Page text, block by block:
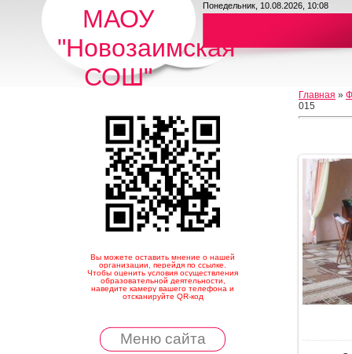
МАОУ
"Новозаимская
СОШ"
Понедельник, 10.08.2026, 10:08
Вы можете оставить мнение о нашей
организации, перейдя по ссылке.
Чтобы оценить условия осуществления
образовательной деятельности,
наведите камеру вашего телефона и
отсканируйте QR-код
Меню сайта
Главная »
015